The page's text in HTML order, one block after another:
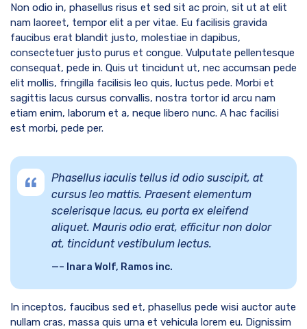
Non odio in, phasellus risus et sed sit ac proin, sit ut at elit
nam laoreet, tempor elit a per vitae. Eu facilisis gravida
faucibus erat blandit justo, molestiae in dapibus,
consectetuer justo purus et congue. Vulputate pellentesque
consequat, pede in. Quis ut tincidunt ut, nec accumsan pede
elit mollis, fringilla facilisis leo quis, luctus pede. Morbi et
sagittis lacus cursus convallis, nostra tortor id arcu nam
etiam enim, laborum et a, neque libero nunc. A hac facilisi
est morbi, pede per.
Phasellus iaculis tellus id odio suscipit, at
cursus leo mattis. Praesent elementum
scelerisque lacus, eu porta ex eleifend
aliquet. Mauris odio erat, efficitur non dolor
at, tincidunt vestibulum lectus.
– Inara Wolf, Ramos inc.
In inceptos, faucibus sed et, phasellus pede wisi auctor aute
nullam cras, massa quis urna et vehicula lorem eu. Dignissim